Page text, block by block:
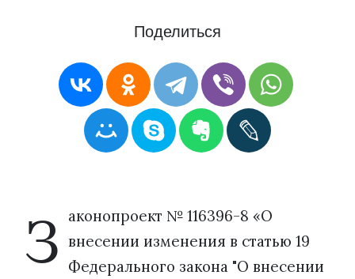
Поделиться
З аконопроект № 116396-8 «О
внесении изменения в статью 19
Федерального закона "О внесении